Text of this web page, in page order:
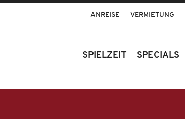
ANREISE VERMIETUNG
SPIELZEIT SPECIALS